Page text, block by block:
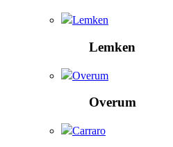
Lemken
Lemken
Overum
Overum
Carraro